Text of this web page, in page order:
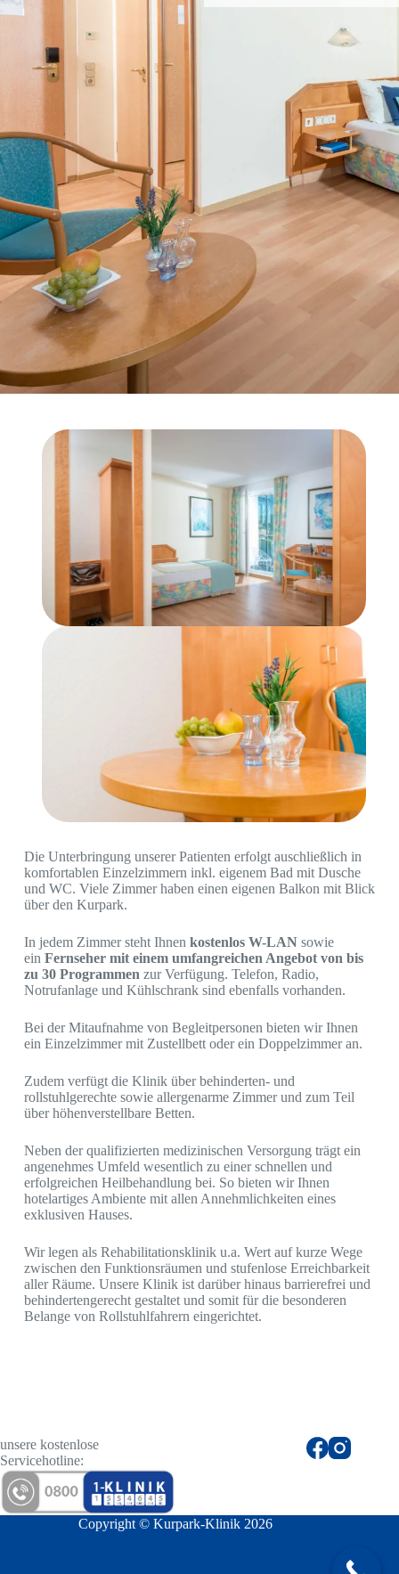
Die Unterbringung unserer Patienten erfolgt auschließlich in
komfortablen Einzelzimmern inkl. eigenem Bad mit Dusche
und WC. Viele Zimmer haben einen eigenen Balkon mit Blick
über den Kurpark.
In jedem Zimmer steht Ihnen kostenlos W-LANsowie
ein Fernseher mit einem umfangreichen Angebot von bis
zu 30 Programmen zur Verfügung. Telefon, Radio,
Notrufanlage und Kühlschrank sind ebenfalls vorhanden.
Bei der Mitaufnahme von Begleitpersonen bieten wir Ihnen
ein Einzelzimmer mit Zustellbett oder ein Doppelzimmer an.
Zudem verfügt die Klinik über behinderten- und
rollstuhlgerechte sowie allergenarme Zimmer und zum Teil
über höhenverstellbare Betten.
Neben der qualifizierten medizinischen Versorgung trägt ein
angenehmes Umfeld wesentlich zu einer schnellen und
erfolgreichen Heilbehandlung bei. So bieten wir Ihnen
hotelartiges Ambiente mit allen Annehmlichkeiten eines
exklusiven Hauses.
Wir legen als Rehabilitationsklinik u.a. Wert auf kurze Wege
zwischen den Funktionsräumen und stufenlose Erreichbarkeit
aller Räume. Unsere Klinik ist darüber hinaus barrierefrei und
behindertengerecht gestaltet und somit für die besonderen
Belange von Rollstuhlfahrern eingerichtet.
unsere kostenlose
Servicehotline:
Copyright © Kurpark-Klinik 2026